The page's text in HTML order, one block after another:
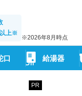
上※
※2026年8月時点
口 給湯器
PR